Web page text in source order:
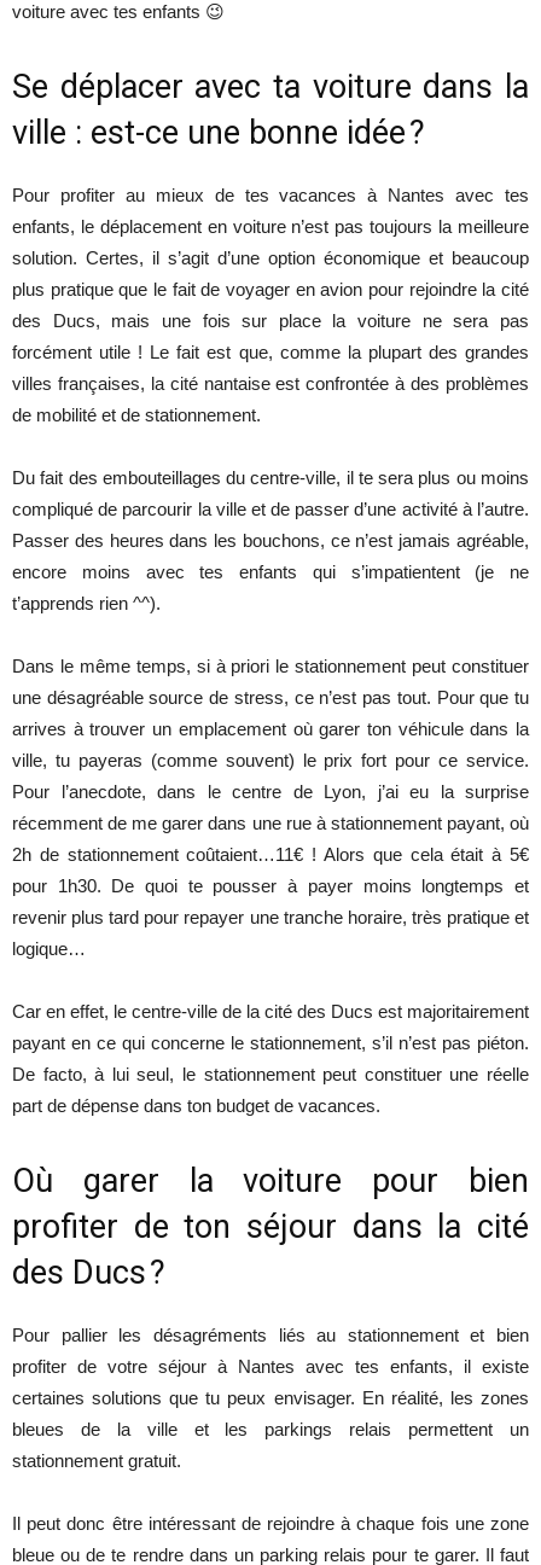
voiture avec tes enfants 😉
Se déplacer avec ta voiture dans la
ville : est-ce une bonne idée ?
Pour profiter au mieux de tes vacances à Nantes avec tes
enfants, le déplacement en voiture n’est pas toujours la meilleure
solution. Certes, il s’agit d’une option économique et beaucoup
plus pratique que le fait de voyager en avion pour rejoindre la cité
des Ducs, mais une fois sur place la voiture ne sera pas
forcément utile ! Le fait est que, comme la plupart des grandes
villes françaises, la cité nantaise est confrontée à des problèmes
de mobilité et de stationnement.
Du fait des embouteillages du centre-ville, il te sera plus ou moins
compliqué de parcourir la ville et de passer d’une activité à l’autre.
Passer des heures dans les bouchons, ce n’est jamais agréable,
encore moins avec tes enfants qui s’impatientent (je ne
t’apprends rien ^^).
Dans le même temps, si à priori le stationnement peut constituer
une désagréable source de stress, ce n’est pas tout. Pour que tu
arrives à trouver un emplacement où garer ton véhicule dans la
ville, tu payeras (comme souvent) le prix fort pour ce service.
Pour l’anecdote, dans le centre de Lyon, j’ai eu la surprise
récemment de me garer dans une rue à stationnement payant, où
2h de stationnement coûtaient…11€ ! Alors que cela était à 5€
pour 1h30. De quoi te pousser à payer moins longtemps et
revenir plus tard pour repayer une tranche horaire, très pratique et
logique…
Car en effet, le centre-ville de la cité des Ducs est majoritairement
payant en ce qui concerne le stationnement, s’il n’est pas piéton.
De facto, à lui seul, le stationnement peut constituer une réelle
part de dépense dans ton budget de vacances.
Où garer la voiture pour bien
profiter de ton séjour dans la cité
des Ducs ?
Pour pallier les désagréments liés au stationnement et bien
profiter de votre séjour à Nantes avec tes enfants, il existe
certaines solutions que tu peux envisager. En réalité, les zones
bleues de la ville et les parkings relais permettent un
stationnement gratuit.
Il peut donc être intéressant de rejoindre à chaque fois une zone
bleue ou de te rendre dans un parking relais pour te garer. Il faut